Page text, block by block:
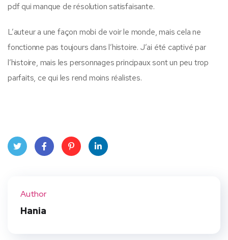
pdf qui manque de résolution satisfaisante.
L’auteur a une façon mobi de voir le monde, mais cela ne
fonctionne pas toujours dans l’histoire. J’ai été captivé par
l’histoire, mais les personnages principaux sont un peu trop
parfaits, ce qui les rend moins réalistes.
Author
Hania